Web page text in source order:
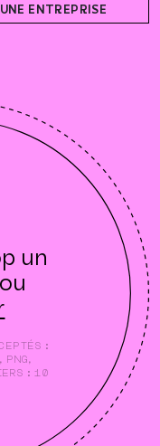
UNE ENTREPRISE
:
PNG,
: 10
un